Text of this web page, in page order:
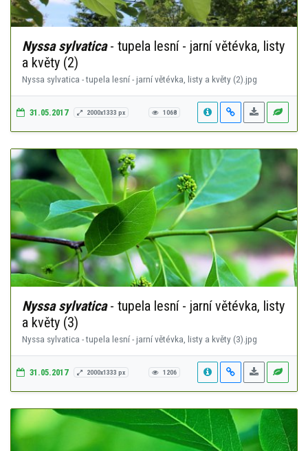
Nyssa sylvatica- tupela lesní - jarní větévka, listy
a květy (2)
Nyssa sylvatica - tupela lesní - jarní větévka, listy a květy (2).jpg
31.05.2017 2000x1333 px 1068
Nyssa sylvatica- tupela lesní - jarní větévka, listy
a květy (3)
Nyssa sylvatica - tupela lesní - jarní větévka, listy a květy (3).jpg
31.05.2017 2000x1333 px 1206